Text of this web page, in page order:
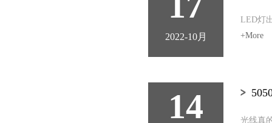
2022-10月
LED灯
+More
14
光线真